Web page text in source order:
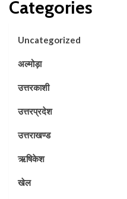
Categories
Uncategorized
अल्मोड़ा
उत्तरकाशी
उत्तरप्रदेश
उत्तराखण्ड
ऋषिकेश
खेल